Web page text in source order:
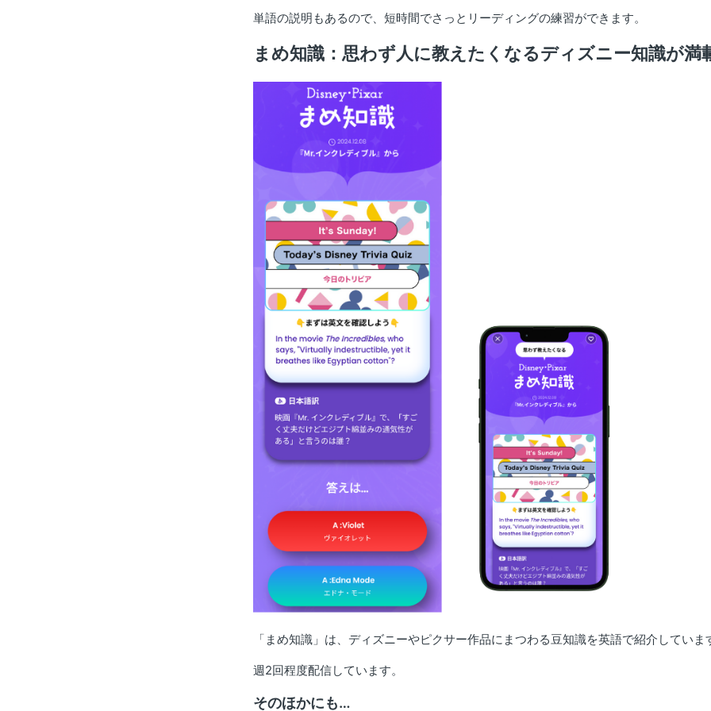
単語の説明もあるので、短時間でさっとリーディングの練習ができます。
まめ知識：思わず人に教えたくなるディズニー知識が満
「まめ知識」は、ディズニーやピクサー作品にまつわる豆知識を英語で紹介していま
週2回程度配信しています。
そのほかにも…